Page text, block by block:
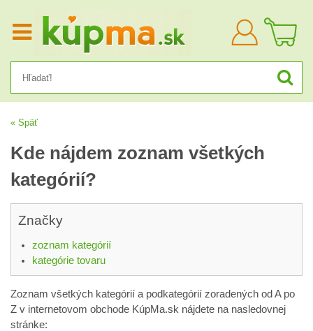
Prihlásiť
sa
« Späť
Kde nájdem zoznam všetkých
kategórií?
Značky
zoznam kategórií
kategórie tovaru
Zoznam všetkých kategórií a podkategórií zoradených od A po
Z v internetovom obchode KúpMa.sk nájdete na nasledovnej
stránke: